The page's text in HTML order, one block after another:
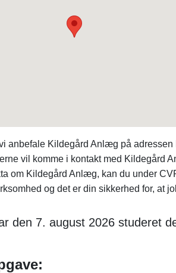
anbefale Kildegård Anlæg på
vil komme i kontakt med
om Kildegård Anlæg, kan du under
og det er din sikkerhed for, at
den 7. august 2026 studeret